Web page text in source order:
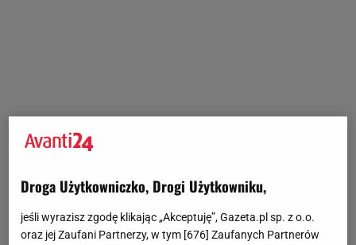
Droga Użytkowniczko, Drogi Użytkowniku,
jeśli wyrazisz zgodę klikając „Akceptuję”, Gazeta.pl sp. z o.o.
oraz jej Zaufani Partnerzy, w tym [676] Zaufanych Partnerów